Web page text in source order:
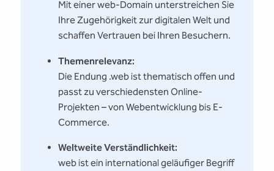
Mit einer web-Domain unterstreichen Sie
Ihre Zugehörigkeit zur digitalen Welt und
schaffen Vertrauen bei Ihren Besuchern.
Themenrelevanz:
Die Endung .web ist thematisch offen und
passt zu verschiedensten Online-
Projekten – von Webentwicklung bis E-
Commerce.
Weltweite Verständlichkeit:
web ist ein international geläufiger Begriff